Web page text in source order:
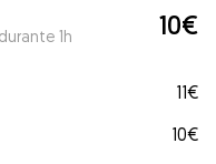
1h 10€
11€
10€